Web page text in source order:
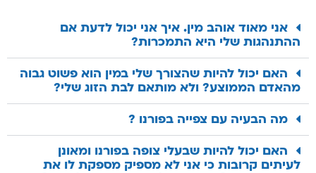
אני מאוד אוהב מין. איך אני יכול לדעת אם
ההתנהגות שלי היא התמכרות?
האם יכול להיות שהצורך שלי במין הוא פשוט גבוה
מהאדם הממוצע? ולא מותאם לבת הזוג שלי?
מה הבעיה עם צפייה בפורנו ?
האם יכול להיות שבעלי צופה בפורנו ומאונן
לעיתים קרובות כי אני לא מספיק מספקת לו את